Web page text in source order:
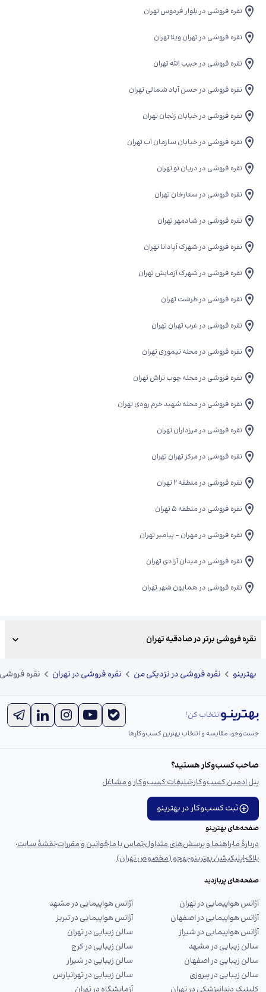
نقره فروشی در بلوار فردوس تهران
نقره فروشی در تهران ویلا تهران
نقره فروشی در حبیب الله تهران
نقره فروشی در حسن آباد شمالی تهران
نقره فروشی در خیابان زنجان تهران
نقره فروشی در خیابان سازمان آب تهران
نقره فروشی در دریان نو‍ تهران
نقره فروشی در ستارخان تهران
نقره فروشی در شادمهر تهران
نقره فروشی در شهرک آپادانا تهران
نقره فروشی در شهرک آزمایش تهران
نقره فروشی در طرشت تهران
نقره فروشی در غرب تهران تهران
نقره فروشی در محله تیموری تهران
نقره فروشی در محله چوب تراش تهران
نقره فروشی در محله شهید خرم رودی تهران
نقره فروشی در مرزداران تهران
نقره فروشی در مرکز تهران تهران
نقره فروشی در منطقه 2 تهران
نقره فروشی در منطقه 5 تهران
نقره فروشی در مهران - پیامبر تهران
نقره فروشی در میدان آزادی تهران
نقره فروشی در همایون شهر تهران
نقره فروشی برتر در صادقیه تهران
بهترینو نقره فروشی در نزدیکی من نقره فروشی در تهران نقره
انتخاب کن!
جست‌و‌جو، مقایسه و انتخاب بهترین کسب‌وکارها
صاحب کسب‌وکار هستید؟
پنل ادمین کسب‌وکارتبلیغات کسب‌وکار و مشاغل
ثبت کسب‌وکار در بهترینو
صفحه‌های بهترینو
دربارهٔ ماراهنما و پرسش‌های متداولتماس با ماقوانین و مقرراتنقشهٔ سایت
بلاگاپلیکیشن بهترینوبهجو (مخصوص تهران)
صفحه‌های پربازدید
آژانس هواپیمایی در تهران
آژانس هواپیمایی در مشهد
آژانس هواپیمایی در اصفهان
آژانس هواپیمایی در تبریز
آژانس هواپیمایی در شیراز
سالن زیبایی در تهران
سالن زیبایی در مشهد
سالن زیبایی در کرج
سالن زیبایی در اصفهان
سالن زیبایی در شیراز
سالن زیبایی در پیروزی
سالن زیبایی در تهرانپارس
کلینیک دندانپزشکی در تهران
آزمایشگاه در تهران